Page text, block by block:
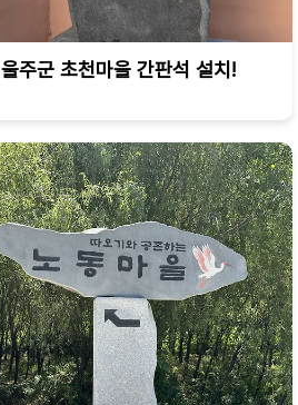
울주군 초천마을 간판석 설치!